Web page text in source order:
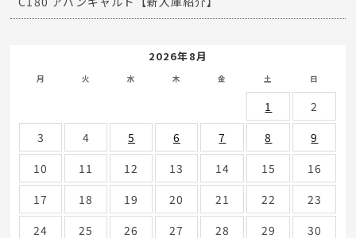
2026年8月
月 火 水 木 金 土 日
1
2
3
4 5 6 7 8
9
10
11 12 13 14 15
16
17
18 19 20 21 22
23
24
25 26 27 28 29 30